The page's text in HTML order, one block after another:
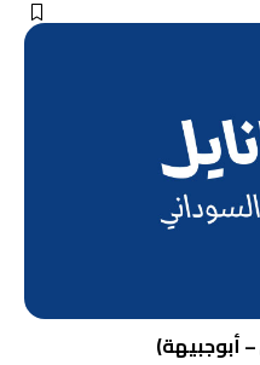
أبوجبيهة)